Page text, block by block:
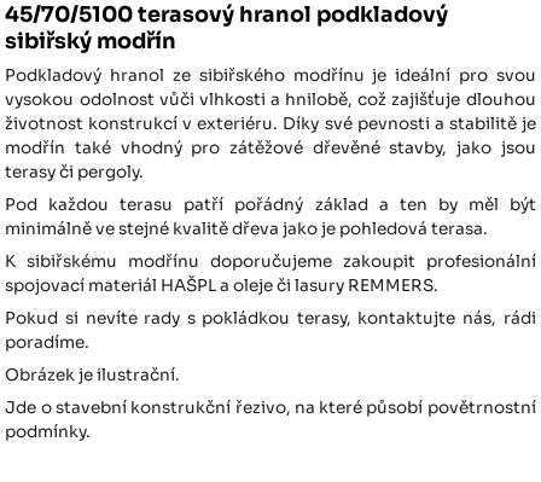
45/70/5100 terasový hranol podkladový
sibiřský modřín
Podkladový hranol ze sibiřského modřínu je ideální pro svou
vysokou odolnost vůči vlhkosti a hnilobě, což zajišťuje dlouhou
životnost konstrukcí v exteriéru. Díky své pevnosti a stabilitě je
modřín také vhodný pro zátěžové dřevěné stavby, jako jsou
terasy či pergoly.
Pod každou terasu patří pořádný základ a ten by měl být
minimálně ve stejné kvalitě dřeva jako je pohledová terasa.
K sibiřskému modřínu doporučujeme zakoupit profesionální
spojovací materiál HAŠPL a oleje či lasury REMMERS.
Pokud si nevíte rady s pokládkou terasy, kontaktujte nás, rádi
poradíme.
Obrázek je ilustrační.
Jde o stavební konstrukční řezivo, na které působí povětrnostní
podmínky.